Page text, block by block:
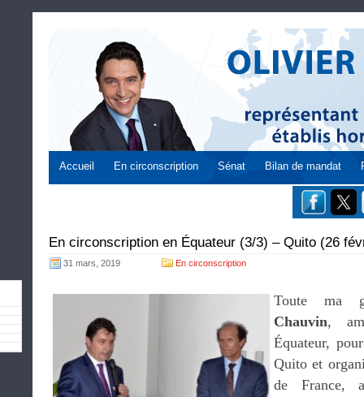
Accueil En circonscription Sénat Bilan de mandat
En circonscription en Équateur (3/3) – Quito (26
31 mars, 2019 En circonscription
Toute ma
Chauvin,
Équateur,
Quito et
de France,